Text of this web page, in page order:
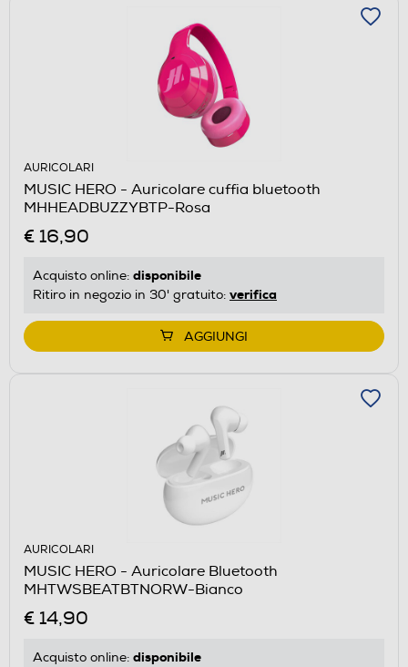
AURICOLARI
MUSIC HERO - Auricolare cuffia bluetooth
MHHEADBUZZYBTP-Rosa
€ 16,90
Acquisto online: disponibile
Ritiro in negozio in 30' gratuito: verifica
AGGIUNGI
AURICOLARI
MUSIC HERO - Auricolare Bluetooth
MHTWSBEATBTNORW-Bianco
€ 14,90
Acquisto online: disponibile